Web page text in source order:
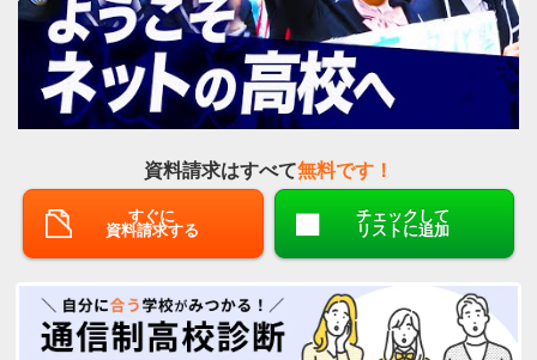
資料請求はすべて無料です！
すぐに
資料請求する
チェックして
リストに追加